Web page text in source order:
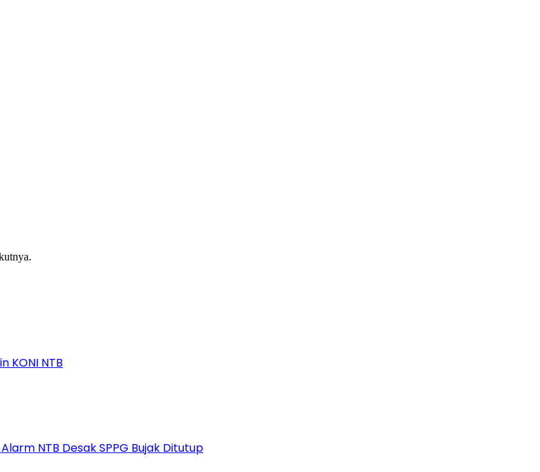
KONI NTB
NTB Desak SPPG Bujak Ditutup